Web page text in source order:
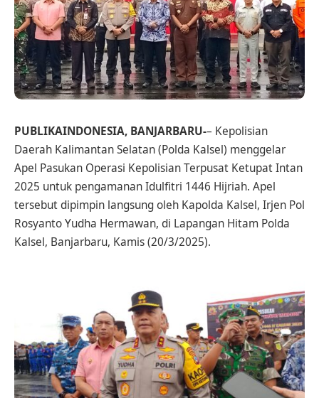
PUBLIKAINDONESIA, BANJARBARU-– Kepolisian
Daerah Kalimantan Selatan (Polda Kalsel) menggelar
Apel Pasukan Operasi Kepolisian Terpusat Ketupat Intan
2025 untuk pengamanan Idulfitri 1446 Hijriah. Apel
tersebut dipimpin langsung oleh Kapolda Kalsel, Irjen Pol
Rosyanto Yudha Hermawan, di Lapangan Hitam Polda
Kalsel, Banjarbaru, Kamis (20/3/2025).